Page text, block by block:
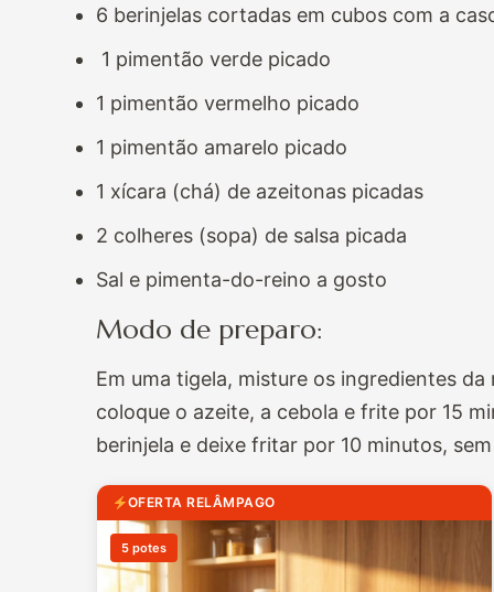
6 berinjelas cortadas em cubos com a
1 pimentão verde picado
1 pimentão vermelho picado
1 pimentão amarelo picado
1 xícara (chá) de azeitonas picadas
2 colheres (sopa) de salsa picada
Sal e pimenta-do-reino a gosto
Modo de preparo:
Em uma tigela, misture os ingredientes
coloque o azeite, a cebola e frite por 15
berinjela e deixe fritar por 10 minutos,
OFERTA RELÂMPAGO
5 potes